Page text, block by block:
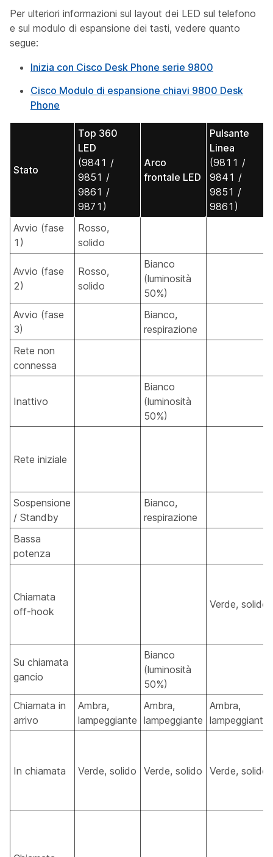
Per ulteriori informazioni sul layout dei LED sul telefono
e sul modulo di espansione dei tasti, vedere quanto
segue:
Inizia con Cisco Desk Phone serie 9800
Cisco Modulo di espansione chiavi 9800 Desk
Phone
Stato
Top 360
LED
(9841 /
9851 /
9861 /
9871)
Arco
frontale LED
Pulsante
Linea
(9811 /
9841 /
9851 /
9861)
Avvio (fase
1)
Rosso,
solido
Avvio (fase
2)
Rosso,
solido
Bianco
(luminosità
50%)
Avvio (fase
3)
Bianco,
respirazione
Rete non
connessa
Inattivo
Bianco
(luminosità
50%)
Rete iniziale
Sospensione
/ Standby
Bianco,
respirazione
Bassa
potenza
Chiamata
off-hook
Verde, solido
Su chiamata
gancio
Bianco
(luminosità
50%)
Chiamata in
arrivo
Ambra,
lampeggiante
Ambra,
lampeggiante
Ambra,
lampeggiante
In chiamata Verde, solido Verde, solido Verde, solido